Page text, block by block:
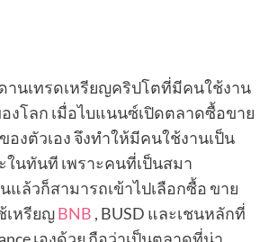
านเทรดเหรียญคริปโตที่มีคนใช้งาน
งโลก เมื่อไบแนนซ์เปิดตลาดซื้อขาย
องตัวเอง จึงทำให้มีคนใช้งานเป็น
นทันที เพราะคนที่เป็นสมา
ล้วก็สามารถเข้าไปเลือกซื้อ ขาย
เหรียญBNB , BUSD และเชนหลักที่